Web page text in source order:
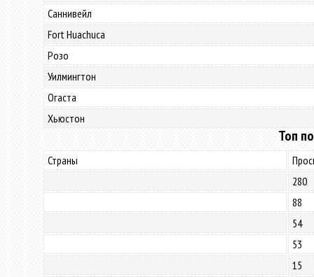
Саннивейл
Fort Huachuca
Розо
Уилмингтон
Огаста
Хьюстон
Топ
Страны
280
88
54
53
15